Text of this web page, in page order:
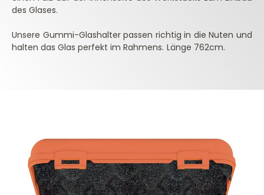
des Glases.
Unsere Gummi-Glashalter passen richtig in die Nuten und
halten das Glas perfekt im Rahmens. Länge 762cm.